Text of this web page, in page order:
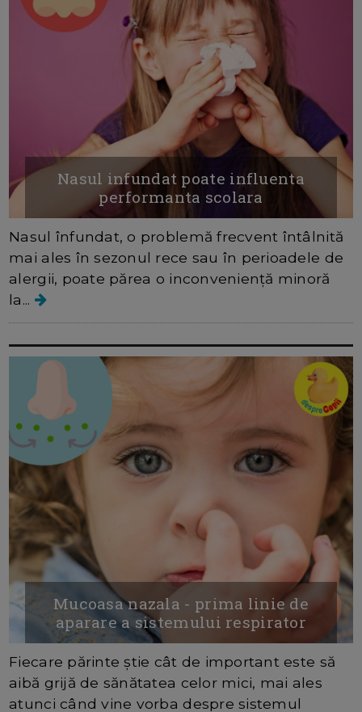
Nasul infundat poate influenta
performanta scolara
Nasul înfundat, o problemă frecvent întâlnită
mai ales în sezonul rece sau în perioadele de
alergii, poate părea o inconveniență minoră
la...
Mucoasa nazala - prima linie de
aparare a sistemului respirator
Fiecare părinte știe cât de important este să
aibă grijă de sănătatea celor mici, mai ales
atunci când vine vorba despre sistemul